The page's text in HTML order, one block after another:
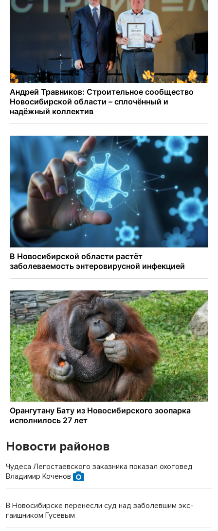
Новости районов
Чудеса Легостаевского заказника показал охотовед
Владимир Коченов
В Новосибирске перенесли суд над заболевшим экс-
гаишником Гусевым